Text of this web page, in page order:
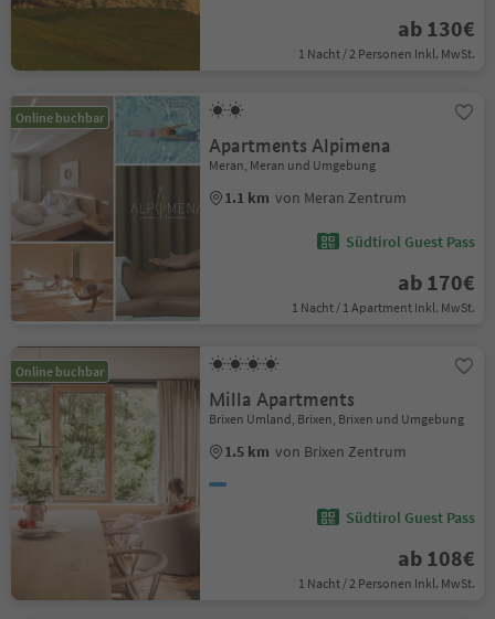
ab 130€
1 Nacht / 2 Personen Inkl. MwSt.
Online buchbar
Apartments Alpimena
Meran, Meran und Umgebung
1.1 km von Meran Zentrum
Südtirol Guest Pass
ab 170€
1 Nacht / 1 Apartment Inkl. MwSt.
Online buchbar
Milla Apartments
Brixen Umland, Brixen, Brixen und Umgebung
1.5 km von Brixen Zentrum
Südtirol Guest Pass
ab 108€
1 Nacht / 2 Personen Inkl. MwSt.